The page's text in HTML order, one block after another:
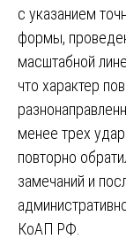
с указанием
формы,
масштабной
что характер
менее трех
повторно
замечаний и
КоАП РФ.